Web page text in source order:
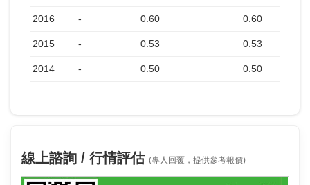
2016 - 0.60 0.60
2015 - 0.53 0.53
2014 - 0.50 0.50
線上諮詢 / 行情評估 (專人回覆，提供參考報價)